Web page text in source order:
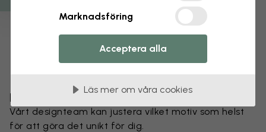
Förändra din tapet
Vårt designteam kan justera vilket motiv som helst
för att göra det unikt för dig.
Marknadsföring
Acceptera alla
Läs mer om våra cookies